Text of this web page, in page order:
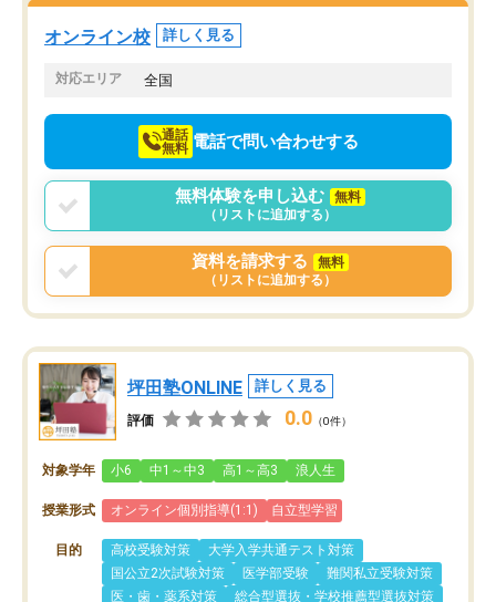
オンライン校 詳しく見る
対応エリア 全国
通話
無料 電話で問い合わせする
無料体験を申し込む
無料
（リストに追加する）
資料を請求する
無料
（リストに追加する）
坪田塾ONLINE 詳しく見る
評価 0.0 （0件）
対象学年 小6 中1～中3 高1～高3 浪人生
授業形式 オンライン個別指導(1:1) 自立型学習
目的 高校受験対策
大学入学共通テスト対策
国公立2次試験対策
医学部受験
難関私立受験対策
医・歯・薬系対策
総合型選抜・学校推薦型選抜対策